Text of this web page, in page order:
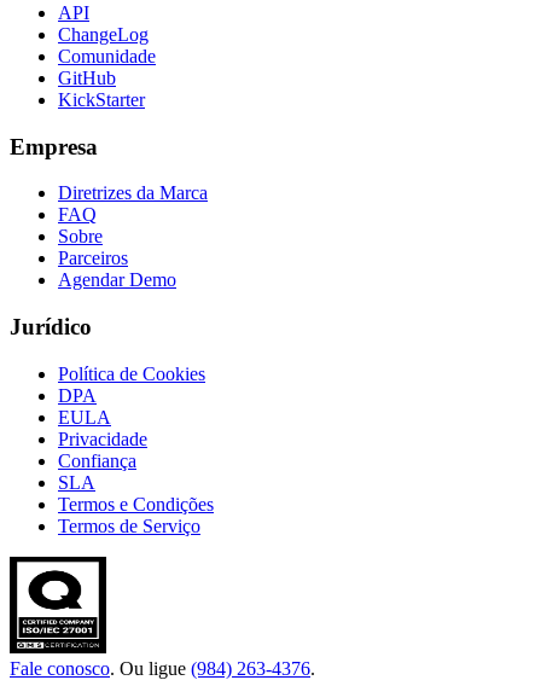
API
ChangeLog
Comunidade
GitHub
KickStarter
Empresa
Diretrizes da Marca
FAQ
Sobre
Parceiros
Agendar Demo
Jurídico
Política de Cookies
DPA
EULA
Privacidade
Confiança
SLA
Termos e Condições
Termos de Serviço
Fale conosco. Ou ligue (984) 263-4376.